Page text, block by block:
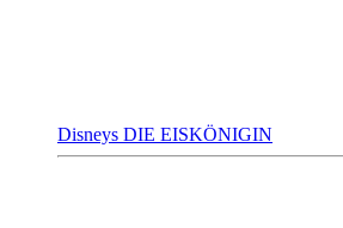
Disneys DIE EISKÖNIGIN